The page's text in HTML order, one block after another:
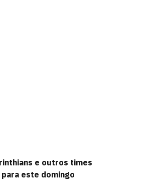
e outros times
este domingo